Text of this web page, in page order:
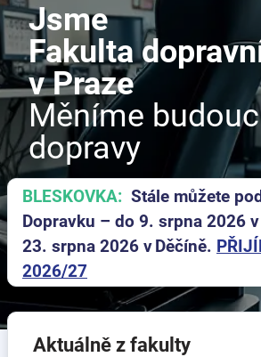
Jsme
Fakulta
v Praze
Měníme
dopravy
BLESKOVKA: Stále můžete
Dopravku – do 9. srpna 2026
23. srpna 2026 v Děčíně.
2026/27
Aktuálně z fakulty